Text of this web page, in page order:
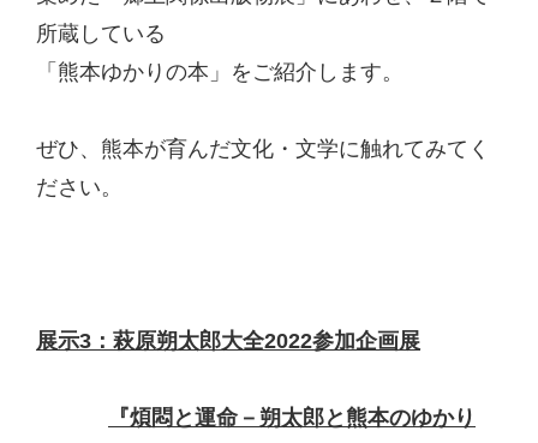
所蔵している
「熊本ゆかりの本」をご紹介します。
ぜひ、熊本が育んだ文化・文学に触れてみてく
ださい。
展示3 ：萩原朔太郎大全2022参加企画展
『煩悶と運命－朔太郎と熊本のゆかり